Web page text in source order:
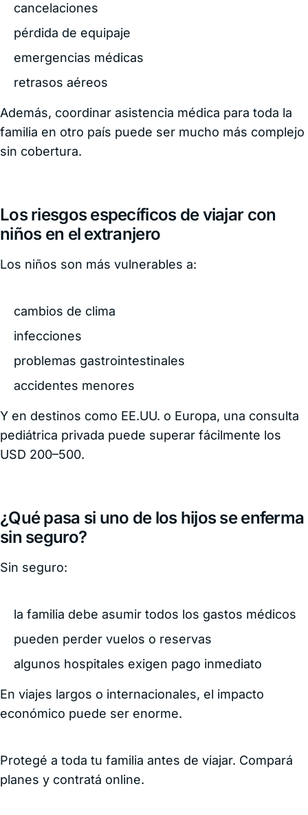
cancelaciones
pérdida de equipaje
emergencias médicas
retrasos aéreos
Además, coordinar asistencia médica para toda la
familia en otro país puede ser mucho más complejo
sin cobertura.
Los riesgos específicos de viajar con
niños en el extranjero
Los niños son más vulnerables a:
cambios de clima
infecciones
problemas gastrointestinales
accidentes menores
Y en destinos como EE.UU. o Europa, una consulta
pediátrica privada puede superar fácilmente los
USD 200–500.
¿Qué pasa si uno de los hijos se enferma
sin seguro?
Sin seguro:
la familia debe asumir todos los gastos médicos
pueden perder vuelos o reservas
algunos hospitales exigen pago inmediato
En viajes largos o internacionales, el impacto
económico puede ser enorme.
Protegé a toda tu familia antes de viajar. Compará
planes y contratá online.